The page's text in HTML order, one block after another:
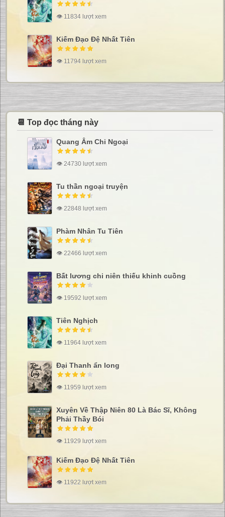
👁 11834 lượt xem
Kiếm Đạo Đệ Nhất Tiên
👁 11794 lượt xem
📆 Top đọc tháng này
Quang Âm Chi Ngoại
👁 24730 lượt xem
Tu thần ngoại truyện
👁 22848 lượt xem
Phàm Nhân Tu Tiên
👁 22466 lượt xem
Bất lương chi niên thiếu khinh cuồng
👁 19592 lượt xem
Tiên Nghịch
👁 11964 lượt xem
Đại Thanh ẩn long
👁 11959 lượt xem
Xuyên Về Thập Niên 80 Là Bác Sĩ, Không
Phải Thầy Bói
👁 11929 lượt xem
Kiếm Đạo Đệ Nhất Tiên
👁 11922 lượt xem